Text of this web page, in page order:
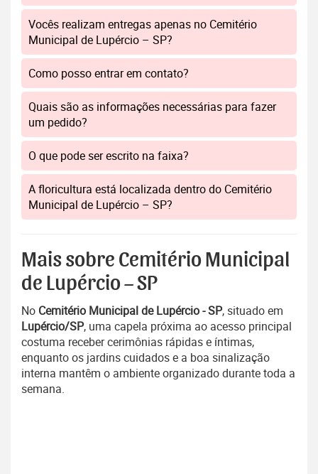
Vocês realizam entregas apenas no Cemitério
Municipal de Lupércio – SP?
Como posso entrar em contato?
Quais são as informações necessárias para fazer
um pedido?
O que pode ser escrito na faixa?
A floricultura está localizada dentro do Cemitério
Municipal de Lupércio – SP?
Mais sobre Cemitério Municipal
de Lupércio – SP
No Cemitério Municipal de Lupércio - SP, situado em
Lupércio/SP, uma capela próxima ao acesso principal
costuma receber cerimônias rápidas e íntimas,
enquanto os jardins cuidados e a boa sinalização
interna mantêm o ambiente organizado durante toda a
semana.